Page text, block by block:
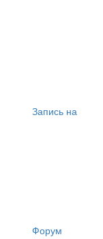
Запись на
Форум